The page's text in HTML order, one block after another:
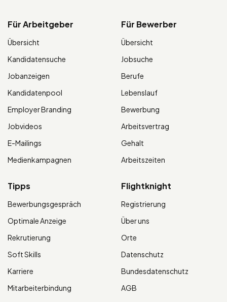
Für Arbeitgeber
Übersicht
Kandidatensuche
Jobanzeigen
Kandidatenpool
Employer Branding
Jobvideos
E-Mailings
Medienkampagnen
Für Bewerber
Übersicht
Jobsuche
Berufe
Lebenslauf
Bewerbung
Arbeitsvertrag
Gehalt
Arbeitszeiten
Tipps
Bewerbungsgespräch
Optimale Anzeige
Rekrutierung
Soft Skills
Karriere
Mitarbeiterbindung
Flightknight
Registrierung
Über uns
Orte
Datenschutz
Bundesdatenschutz
AGB